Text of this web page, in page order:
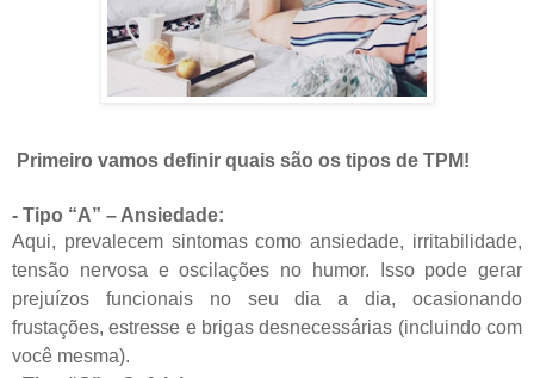
Primeiro vamos definir quais são os tipos de TPM!
- Tipo “A” – Ansiedade:
Aqui, prevalecem sintomas como ansiedade, irritabilidade,
tensão nervosa e oscilações no humor. Isso pode gerar
prejuízos funcionais no seu dia a dia, ocasionando
frustações, estresse e brigas desnecessárias (incluindo com
você mesma).